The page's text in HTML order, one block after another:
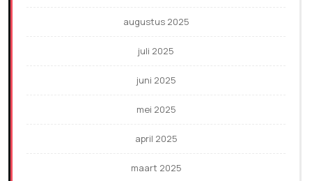
augustus 2025
juli 2025
juni 2025
mei 2025
april 2025
maart 2025